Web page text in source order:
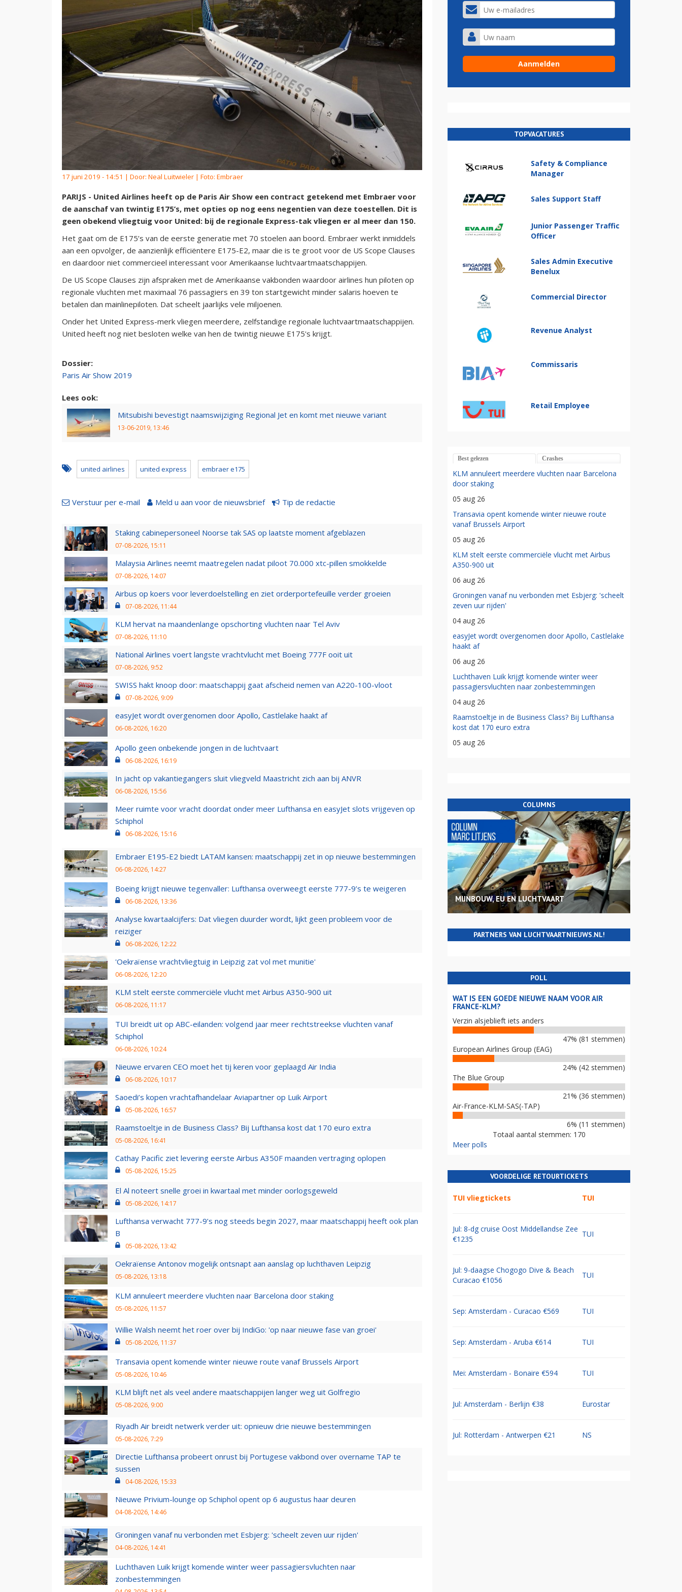
17 juni 2019 - 14:51 | Door: Neal Luitwieler | Foto: Embraer
PARIJS - United Airlines heeft op de Paris Air Show een contract getekend met Embraer voor
de aanschaf van twintig E175’s, met opties op nog eens negentien van deze toestellen. Dit is
geen obekend vliegtuig voor United: bij de regionale Express-tak vliegen er al meer dan 150.
Het gaat om de E175’s van de eerste generatie met 70 stoelen aan boord. Embraer werkt inmiddels
aan een opvolger, de aanzienlijk efficiëntere E175-E2, maar die is te groot voor de US Scope Clauses
en daardoor niet commercieel interessant voor Amerikaanse luchtvaartmaatschappijen.
De US Scope Clauses zijn afspraken met de Amerikaanse vakbonden waardoor airlines hun piloten op
regionale vluchten met maximaal 76 passagiers en 39 ton startgewicht minder salaris hoeven te
betalen dan mainlinepiloten. Dat scheelt jaarlijks vele miljoenen.
Onder het United Express-merk vliegen meerdere, zelfstandige regionale luchtvaartmaatschappijen.
United heeft nog niet besloten welke van hen de twintig nieuwe E175's krijgt.
Dossier:
Paris Air Show 2019
Lees ook:
Mitsubishi bevestigt naamswijziging Regional Jet en komt met nieuwe variant
13-06-2019, 13:46
united airlines united express embraer e175
Verstuur per e-mail Meld u aan voor de nieuwsbrief Tip de redactie
Staking cabinepersoneel Noorse tak SAS op laatste moment afgeblazen
07-08-2026, 15:11
Malaysia Airlines neemt maatregelen nadat piloot 70.000 xtc-pillen smokkelde
07-08-2026, 14:07
Airbus op koers voor leverdoelstelling en ziet orderportefeuille verder groeien
07-08-2026, 11:44
KLM hervat na maandenlange opschorting vluchten naar Tel Aviv
07-08-2026, 11:10
National Airlines voert langste vrachtvlucht met Boeing 777F ooit uit
07-08-2026, 9:52
SWISS hakt knoop door: maatschappij gaat afscheid nemen van A220-100-vloot
07-08-2026, 9:09
easyJet wordt overgenomen door Apollo, Castlelake haakt af
06-08-2026, 16:20
Apollo geen onbekende jongen in de luchtvaart
06-08-2026, 16:19
In jacht op vakantiegangers sluit vliegveld Maastricht zich aan bij ANVR
06-08-2026, 15:56
Meer ruimte voor vracht doordat onder meer Lufthansa en easyJet slots vrijgeven op
Schiphol
06-08-2026, 15:16
Embraer E195-E2 biedt LATAM kansen: maatschappij zet in op nieuwe bestemmingen
06-08-2026, 14:27
Boeing krijgt nieuwe tegenvaller: Lufthansa overweegt eerste 777-9’s te weigeren
06-08-2026, 13:36
Analyse kwartaalcijfers: Dat vliegen duurder wordt, lijkt geen probleem voor de
reiziger
06-08-2026, 12:22
'Oekraïense vrachtvliegtuig in Leipzig zat vol met munitie'
06-08-2026, 12:20
KLM stelt eerste commerciële vlucht met Airbus A350-900 uit
06-08-2026, 11:17
TUI breidt uit op ABC-eilanden: volgend jaar meer rechtstreekse vluchten vanaf
Schiphol
06-08-2026, 10:24
Nieuwe ervaren CEO moet het tij keren voor geplaagd Air India
06-08-2026, 10:17
Saoedi’s kopen vrachtafhandelaar Aviapartner op Luik Airport
05-08-2026, 16:57
Raamstoeltje in de Business Class? Bij Lufthansa kost dat 170 euro extra
05-08-2026, 16:41
Cathay Pacific ziet levering eerste Airbus A350F maanden vertraging oplopen
05-08-2026, 15:25
El Al noteert snelle groei in kwartaal met minder oorlogsgeweld
05-08-2026, 14:17
Lufthansa verwacht 777-9’s nog steeds begin 2027, maar maatschappij heeft ook plan
B
05-08-2026, 13:42
Oekraïense Antonov mogelijk ontsnapt aan aanslag op luchthaven Leipzig
05-08-2026, 13:18
KLM annuleert meerdere vluchten naar Barcelona door staking
05-08-2026, 11:57
Willie Walsh neemt het roer over bij IndiGo: 'op naar nieuwe fase van groei'
05-08-2026, 11:37
Transavia opent komende winter nieuwe route vanaf Brussels Airport
05-08-2026, 10:46
KLM blijft net als veel andere maatschappijen langer weg uit Golfregio
05-08-2026, 9:00
Riyadh Air breidt netwerk verder uit: opnieuw drie nieuwe bestemmingen
05-08-2026, 7:29
Directie Lufthansa probeert onrust bij Portugese vakbond over overname TAP te
sussen
04-08-2026, 15:33
Nieuwe Privium-lounge op Schiphol opent op 6 augustus haar deuren
04-08-2026, 14:46
Groningen vanaf nu verbonden met Esbjerg: 'scheelt zeven uur rijden'
04-08-2026, 14:41
Luchthaven Luik krijgt komende winter weer passagiersvluchten naar
zonbestemmingen
TOPVACATURES
Safety & Compliance
Manager
Sales Support Staff
Junior Passenger Traffic
Officer
Sales Admin Executive
Benelux
Commercial Director
Revenue Analyst
Commissaris
Retail Employee
Best gelezen Crashes
KLM annuleert meerdere vluchten naar Barcelona
door staking
05 aug 26
Transavia opent komende winter nieuwe route
vanaf Brussels Airport
05 aug 26
KLM stelt eerste commerciële vlucht met Airbus
A350-900 uit
06 aug 26
Groningen vanaf nu verbonden met Esbjerg: 'scheelt
zeven uur rijden'
04 aug 26
easyJet wordt overgenomen door Apollo, Castlelake
haakt af
06 aug 26
Luchthaven Luik krijgt komende winter weer
passagiersvluchten naar zonbestemmingen
04 aug 26
Raamstoeltje in de Business Class? Bij Lufthansa
kost dat 170 euro extra
05 aug 26
COLUMNS
MIJNBOUW, EU EN LUCHTVAART
PARTNERS VAN LUCHTVAARTNIEUWS.NL!
POLL
WAT IS EEN GOEDE NIEUWE NAAM VOOR AIR
FRANCE-KLM?
Verzin alsjeblieft iets anders
47% (81 stemmen)
European Airlines Group (EAG)
24% (42 stemmen)
The Blue Group
21% (36 stemmen)
Air-France-KLM-SAS(-TAP)
6% (11 stemmen)
Totaal aantal stemmen: 170
Meer polls
VOORDELIGE RETOURTICKETS
TUI vliegtickets TUI
Jul: 8-dg cruise Oost Middellandse Zee
€1235
TUI
Jul: 9-daagse Chogogo Dive & Beach
Curacao €1056
TUI
Sep: Amsterdam - Curacao €569 TUI
Sep: Amsterdam - Aruba €614 TUI
Mei: Amsterdam - Bonaire €594 TUI
Jul: Amsterdam - Berlijn €38 Eurostar
Jul: Rotterdam - Antwerpen €21 NS